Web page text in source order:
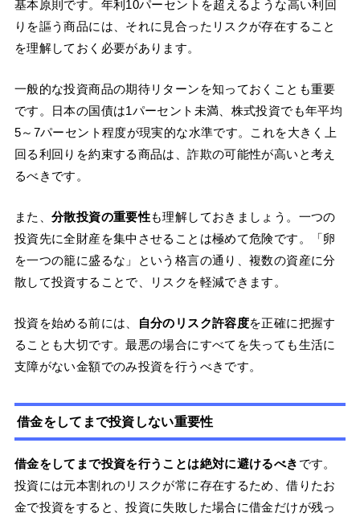
基本原則です。年利10パーセントを超えるような高い利回
りを謳う商品には、それに見合ったリスクが存在すること
を理解しておく必要があります。
一般的な投資商品の期待リターンを知っておくことも重要
です。日本の国債は1パーセント未満、株式投資でも年平均
5～7パーセント程度が現実的な水準です。これを大きく上
回る利回りを約束する商品は、詐欺の可能性が高いと考え
るべきです。
また、分散投資の重要性も理解しておきましょう。一つの
投資先に全財産を集中させることは極めて危険です。「卵
を一つの籠に盛るな」という格言の通り、複数の資産に分
散して投資することで、リスクを軽減できます。
投資を始める前には、 自分のリスク許容度を正確に把握す
ることも大切です。最悪の場合にすべてを失っても生活に
支障がない金額でのみ投資を行うべきです。
借金をしてまで投資しない重要性
借金をしてまで投資を行うことは絶対に避けるべき です。
投資には元本割れのリスクが常に存在するため、借りたお
金で投資をすると、投資に失敗した場合に借金だけが残っ